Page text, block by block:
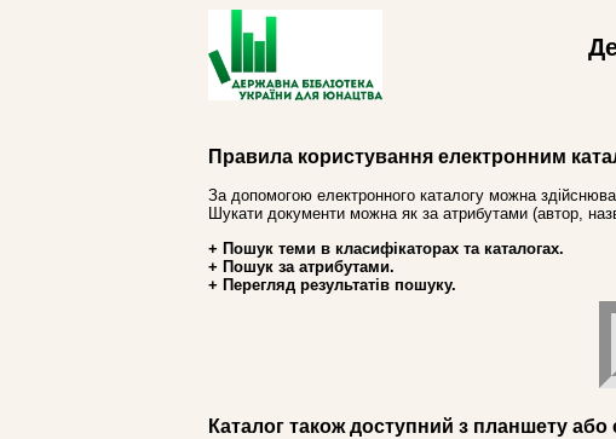
Правила користування електронним
За допомогою електронного каталогу можна
Шукати документи можна як за атрибутами (автор,
+ Пошук теми в класифікаторах та каталогах.
+ Пошук за атрибутами.
+ Перегляд результатів пошуку.
Каталог також доступний з планшету